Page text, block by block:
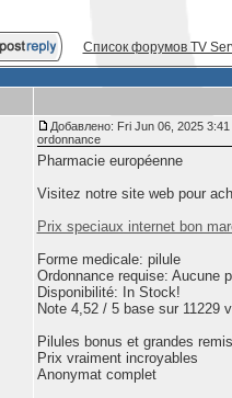
Список форумов TV
Добавлено: Fri Jun 06, 2025 3:41
ordonnance
Pharmacie européenne
Visitez notre site web pour
Prix speciaux internet bon
Forme medicale: pilule
Ordonnance requise: Aucune
Disponibilité: In Stock!
Note 4,52 / 5 base sur 11229
Pilules bonus et grandes
Prix vraiment incroyables
Anonymat complet